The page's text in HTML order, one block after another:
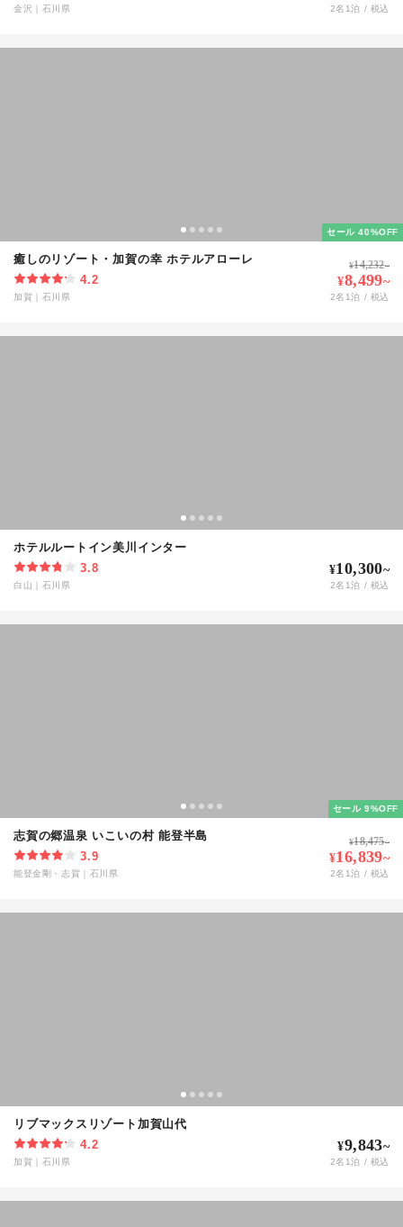
金沢 石川県 2名 1泊 / 税込
セール 40%OFF
癒しのリゾート・加賀の幸 ホテルアローレ
4.2
加賀 石川県
¥14,232~
¥8,499~
2名 1泊 / 税込
ホテルルートイン美川インター
3.8
白山 石川県
¥10,300~
2名 1泊 / 税込
セール 9%OFF
志賀の郷温泉 いこいの村 能登半島
3.9
能登金剛・志賀 石川県
¥18,475~
¥16,839~
2名 1泊 / 税込
リブマックスリゾート加賀山代
4.2
加賀 石川県
¥9,843~
2名 1泊 / 税込